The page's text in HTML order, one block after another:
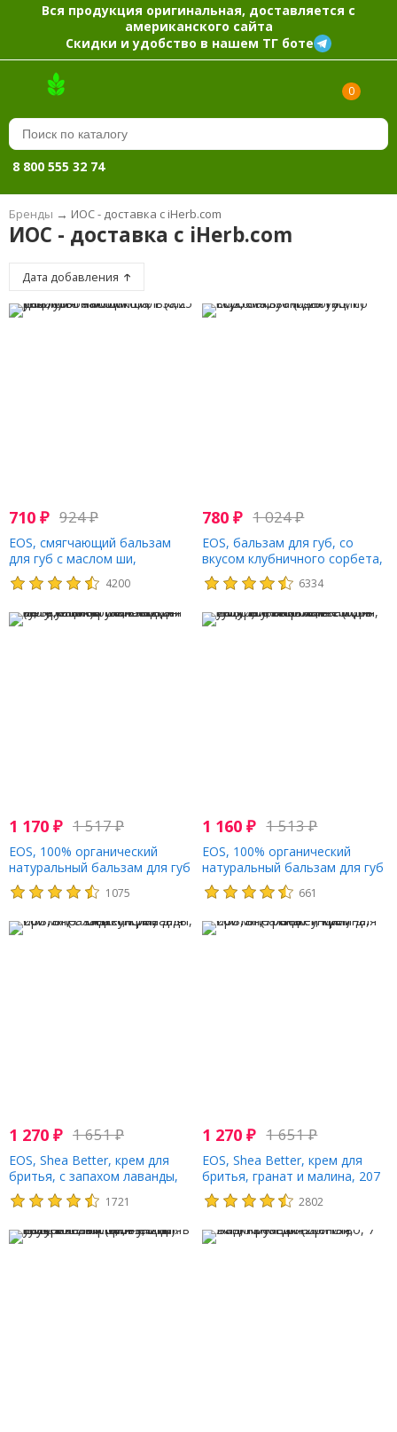
Вся продукция оригинальная, доставляется с
американского сайта
Скидки и удобство в нашем ТГ боте
0
8 800 555 32 74
Бренды → ИОС - доставка с iHerb.com
ИОС - доставка с iHerb.com
Дата добавления
710 ₽ 924₽
EOS, смягчающий бальзам
для губ с маслом ши,
кокосовое молоко, 7 г (0,25
унции)
4200
780₽ 1 024₽
EOS, бальзам для губ, со
вкусом клубничного сорбета,
7 г (0,25 унции)
6334
1 170 ₽ 1 517₽
EOS, 100% органический
натуральный бальзам для губ
с маслом ши, сладкая мята, 2
шт. в упаковке, 4 г (0,14 унции)
1075
1 160₽ 1 513₽
EOS, 100% органический
натуральный бальзам для губ
с ши, ванильные бобы, 2 шт. в
упаковке, 4 г (0,14 унции)
661
1 270 ₽ 1 651₽
EOS, Shea Better, крем для
бритья, с запахом лаванды,
207 мл (7 жидк. унций)
1721
1 270₽ 1 651₽
EOS, Shea Better, крем для
бритья, гранат и малина, 207
мл (7 жидк. унций)
2802